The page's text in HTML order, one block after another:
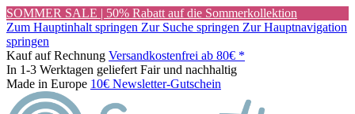
SOMMER SALE | 50% Rabatt auf die Sommerkollektion
Zum Hauptinhalt springen Zur Suche springen Zur Hauptnavigation
springen
Kauf auf Rechnung Versandkostenfrei ab 80€ *
In 1-3 Werktagen geliefert Fair und nachhaltig
Made in Europe 10€ Newsletter-Gutschein